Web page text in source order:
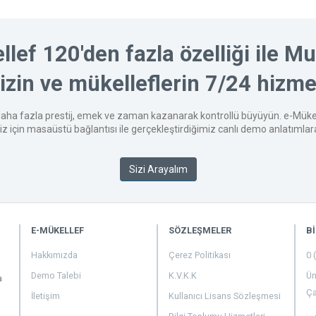
120'den fazla özelliği ile
ve mükelleflerin 7/24
fazla prestij, emek ve zaman kazanarak kontrollü büyüyün. e-
için masaüstü bağlantısı ile gerçekleştirdiğimiz canlı demo
Sizi Arayalım
E-MÜKELLEF
Hakkımızda
Demo Talebi
İletişim
SÖZLEŞMELER
Çerez Politikası
K.V.K.K
Kullanıcı Lisans Sözleşmesi
0